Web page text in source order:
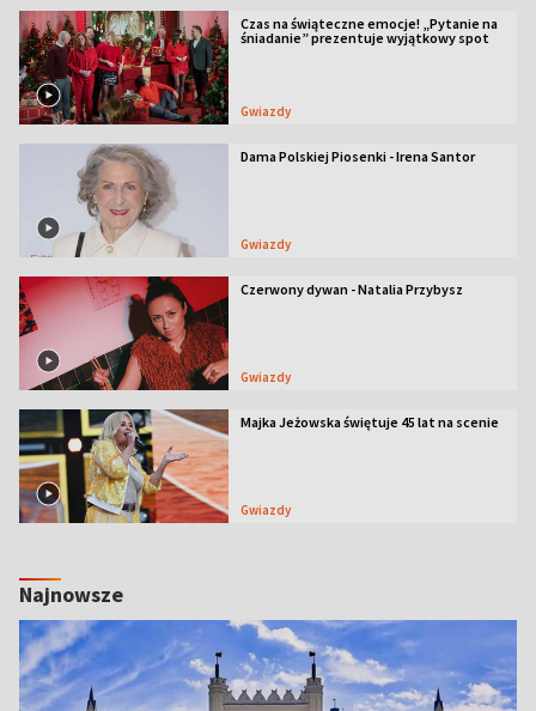
Czas na świąteczne emocje! „Pytanie na
śniadanie” prezentuje wyjątkowy spot
Gwiazdy
Dama Polskiej Piosenki - Irena Santor
Gwiazdy
Czerwony dywan - Natalia Przybysz
Gwiazdy
Majka Jeżowska świętuje 45 lat na scenie
Gwiazdy
Najnowsze